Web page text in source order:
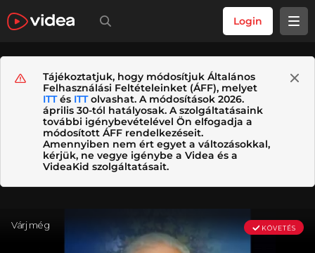
Login
Tájékoztatjuk, hogy módosítjuk Általános
Felhasználási Feltételeinket (ÁFF), melyet
ITTés ITTolvashat. A módosítások 2026.
április 30-tól hatályosak. A szolgáltatásaink
további igénybevételével Ön elfogadja a
módosított ÁFF rendelkezéseit.
Amennyiben nem ért egyet a változásokkal,
kérjük, ne vegye igénybe a Videa és a
VideaKid szolgáltatásait.